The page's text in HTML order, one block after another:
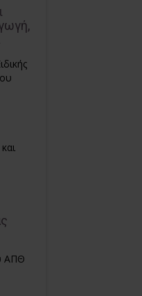
ΑΠΘ